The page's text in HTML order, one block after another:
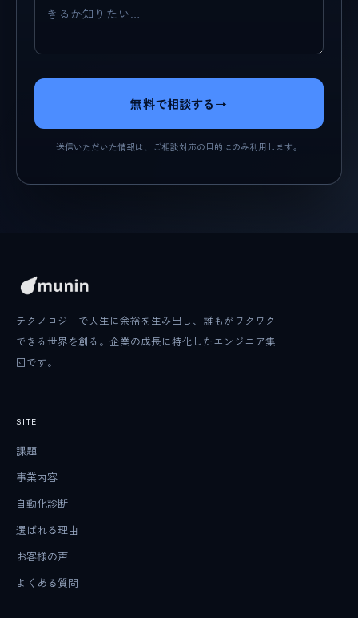
無料で相談する→
送信いただいた情報は、ご相談対応の目的にのみ利用します。
テクノロジーで人生に余裕を生み出し、誰もがワクワク
できる世界を創る。企業の成長に特化したエンジニア集
団です。
SITE
課題
事業内容
自動化診断
選ばれる理由
お客様の声
よくある質問